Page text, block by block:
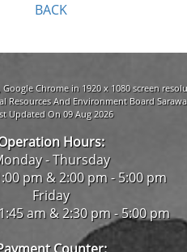
BACK
Chrome in 1920 x 1080 screen
Resources And Environment Board
Updated On 09 Aug 2026
Hours:
- Thursday
pm & 2:00 pm - 5:00 pm
Friday
am & 2:30 pm - 5:00 pm